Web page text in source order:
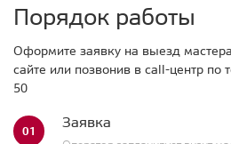
Порядок работы
Оформите заявку на выезд
сайте или позвонив в call-центр по
50
01 Заявка